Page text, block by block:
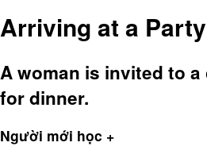
Arriving at a Party
A woman is invited to
for dinner.
Người mới học +